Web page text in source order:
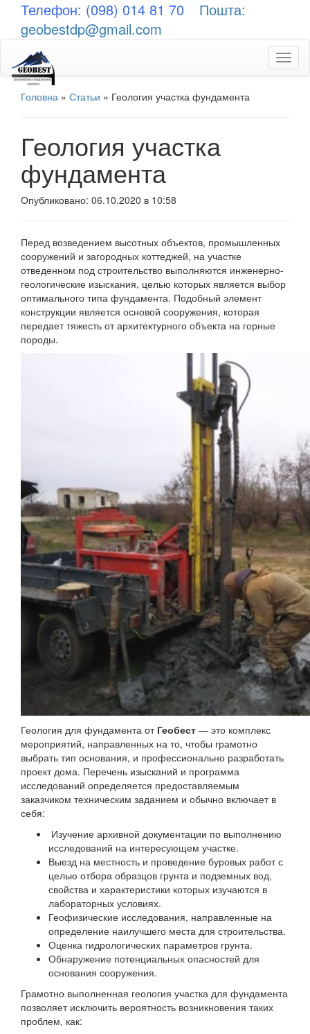
Телефон: (098) 014 81 70
Пошта:
geobestdp@gmail.com
Головна » Статьи » Геология участка фундамента
Геология участка
фундамента
Опубликовано: 06.10.2020 в 10:58
Перед возведением высотных объектов, промышленных
сооружений и загородных коттеджей, на участке
отведенном под строительство выполняются инженерно-
геологические изыскания, целью которых является выбор
оптимального типа фундамента. Подобный элемент
конструкции является основой сооружения, которая
передает тяжесть от архитектурного объекта на горные
породы.
Геология для фундамента от Геобест — это комплекс
мероприятий, направленных на то, чтобы грамотно
выбрать тип основания, и профессионально разработать
проект дома. Перечень изысканий и программа
исследований определяется предоставляемым
заказчиком техническим заданием и обычно включает в
себя:
Изучение архивной документации по выполнению
исследований на интересующем участке.
Выезд на местность и проведение буровых работ с
целью отбора образцов грунта и подземных вод,
свойства и характеристики которых изучаются в
лабораторных условиях.
Геофизические исследования, направленные на
определение наилучшего места для строительства.
Оценка гидрологических параметров грунта.
Обнаружение потенциальных опасностей для
основания сооружения.
Грамотно выполненная геология участка для фундамента
позволяет исключить вероятность возникновения таких
проблем, как: